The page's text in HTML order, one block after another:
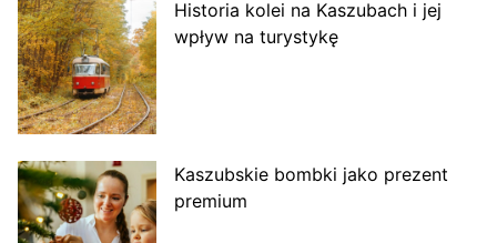
Historia kolei na Kaszubach i jej
wpływ na turystykę
Kaszubskie bombki jako prezent
premium